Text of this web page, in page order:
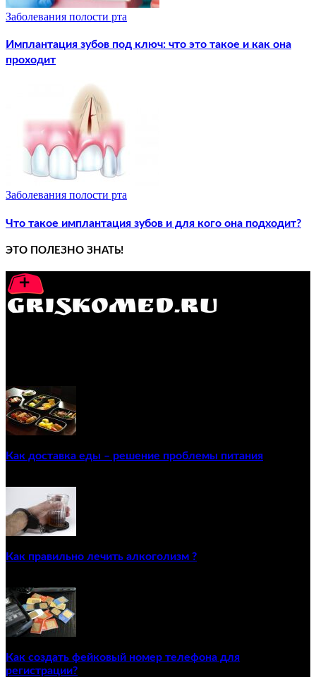
Заболевания полости рта
Имплантация зубов под ключ: что это такое и как она
проходит
Заболевания полости рта
Что такое имплантация зубов и для кого она подходит?
ЭТО ПОЛЕЗНО ЗНАТЬ!
Как доставка еды – решение проблемы питания
Как правильно лечить алкоголизм ?
Как создать фейковый номер телефона для
регистрации?